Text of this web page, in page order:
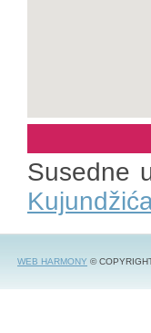
Susedne
WEB HARMONY ©